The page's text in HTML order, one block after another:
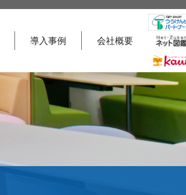
導入事例 会社概要